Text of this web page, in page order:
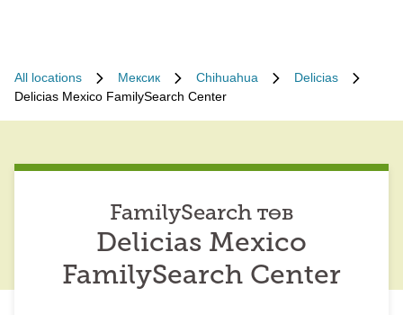
All locations Мексик Chihuahua
Delicias
Delicias Mexico FamilySearch Center
FamilySearch төв
Delicias Mexico
FamilySearch Center